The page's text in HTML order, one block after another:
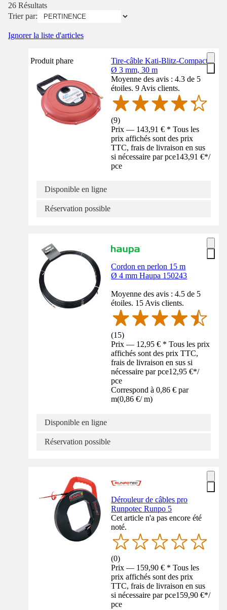
26 Résultats
Trier par:
Ignorer la liste d'articles
Produit phare
Tire-câble Kati-Blitz-Compact,
Ø 3 mm, 30 m
Moyenne des avis : 4.3 de 5
étoiles. 9 Avis clients.
(9)
Prix — 143,91 € * Tous les
prix affichés sont des prix
TTC, frais de livraison en sus
si nécessaire par pce143,91 €*/
pce
Disponible en ligne
Réservation possible
Cordon en perlon 15 m
Ø 4 mm Haupa 150243
Moyenne des avis : 4.5 de 5
étoiles. 15 Avis clients.
(15)
Prix — 12,95 € * Tous les prix
affichés sont des prix TTC,
frais de livraison en sus si
nécessaire par pce12,95 €*/
pce
Correspond à 0,86 € par
m(0,86 €/ m)
Disponible en ligne
Réservation possible
Dérouleur de câbles pro
Runpotec Runpo 5
Cet article n'a pas encore été
noté.
(0)
Prix — 159,90 € * Tous les
prix affichés sont des prix
TTC, frais de livraison en sus
si nécessaire par pce159,90 €*/
pce